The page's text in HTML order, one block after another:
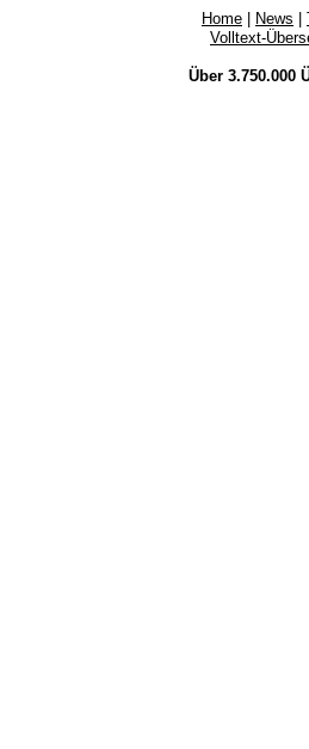
Home News
Volltext-
Über 3.750.000